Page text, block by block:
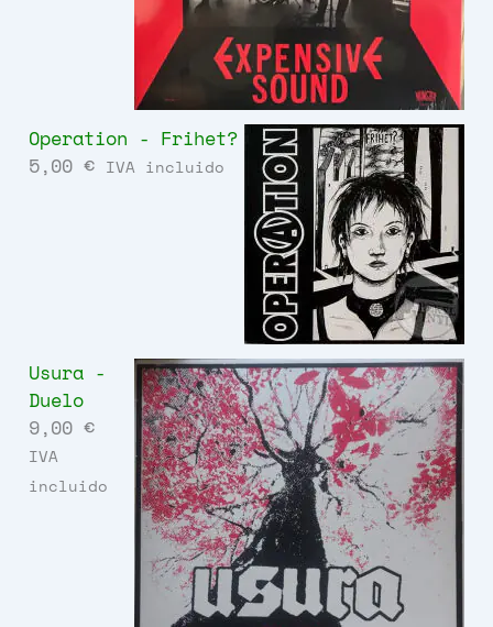
Operation - Frihet?
5,00€ IVA incluido
Usura -
Duelo
9,00€
IVA
incluido